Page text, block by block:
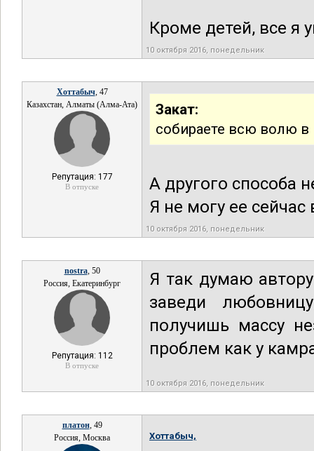
Кроме детей, все я
10 октября 2016, понедельник
Хоттабыч, 47
Казахстан, Алматы (Алма-Ата)
Репутация: 177
В отпуске
Закат:
собираете всю волю в
А другого способа
Я не могу ее
10 октября 2016, понедельник
nostra, 50
Россия, Екатеринбург
Репутация: 112
В отпуске
Я так думаю
заведи
получишь массу
проблем как у
10 октября 2016, понедельник
платон, 49
Россия, Москва
Хоттабыч,